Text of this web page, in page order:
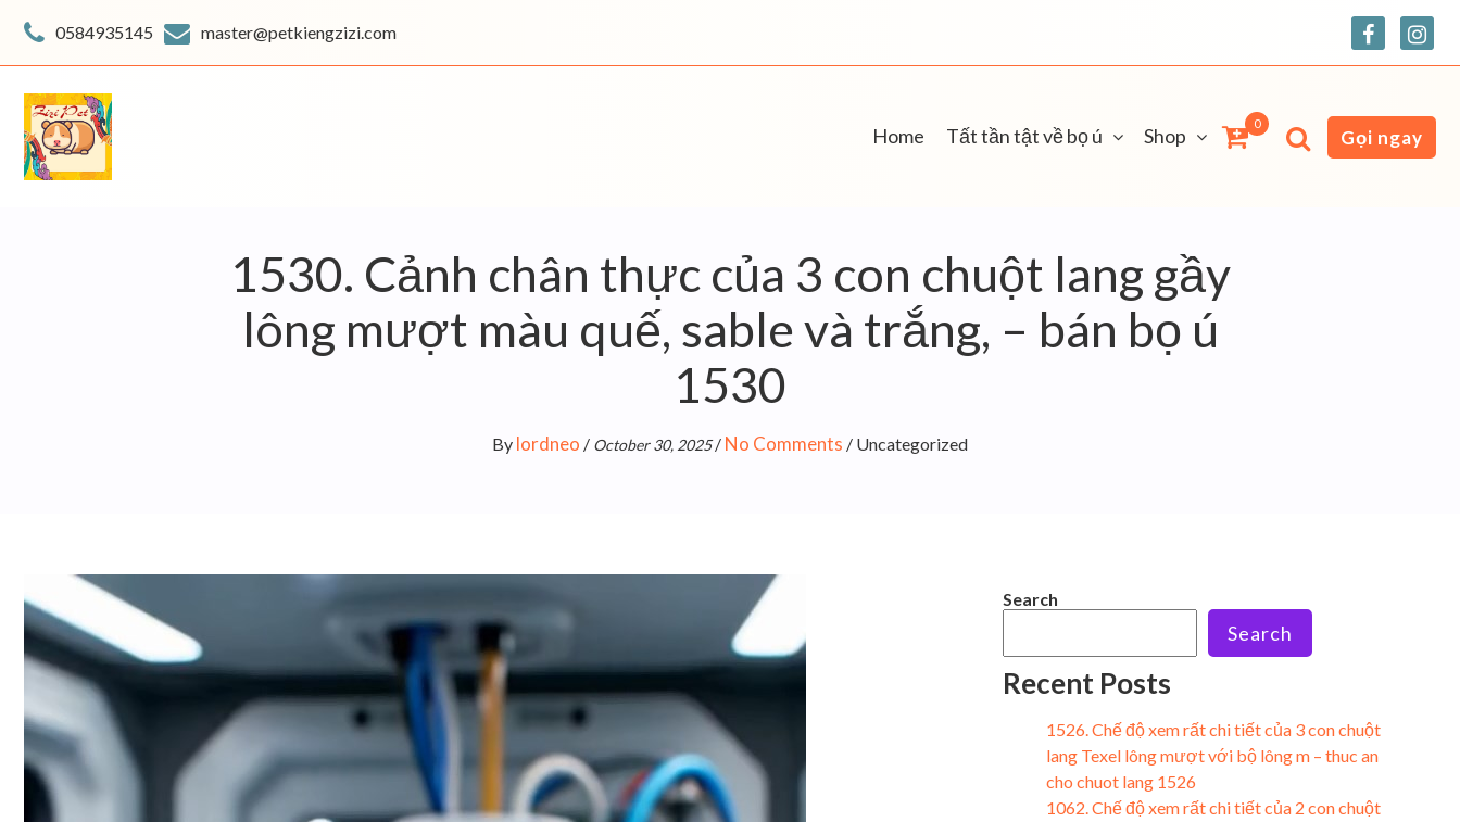
content
0584935145 master@petkiengzizi.com
Home Tất tần tật về bọ ú Shop
0
Gọi ngay
1530. Cảnh chân thực của 3 con chuột lang gầy
lông mượt màu quế, sable và trắng, – bán bọ ú
1530
By lordneo / October 30, 2025/ No Comments / Uncategorized
Search
Search
Recent Posts
1526. Chế độ xem rất chi tiết của 3 con chuột
lang Texel lông mượt với bộ lông m – thuc an
cho chuot lang 1526
1062. Chế độ xem rất chi tiết của 2 con chuột